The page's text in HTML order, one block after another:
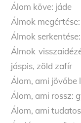
Álom köve: jáde
Álmok
Álmok
Álmok
jáspis, zöld zafír
Álom, ami jövőbe
Álom, ami rossz:
Álom, ami